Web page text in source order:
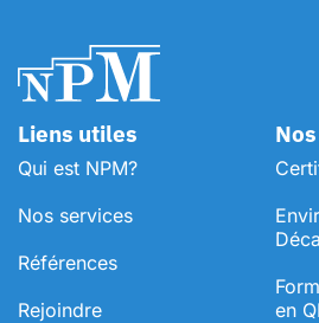
Liens utiles
Qui est NPM?
Nos services
Références
Rejoindre
en